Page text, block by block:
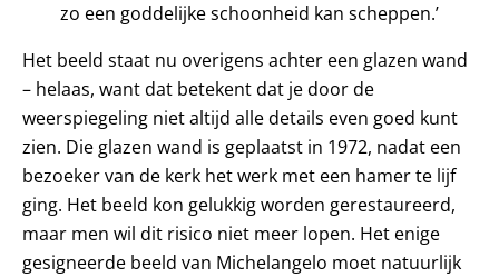
zo een goddelijke schoonheid kan scheppen.’
Het beeld staat nu overigens achter een glazen wand
– helaas, want dat betekent dat je door de
weerspiegeling niet altijd alle details even goed kunt
zien. Die glazen wand is geplaatst in 1972, nadat een
bezoeker van de kerk het werk met een hamer te lijf
ging. Het beeld kon gelukkig worden gerestaureerd,
maar men wil dit risico niet meer lopen. Het enige
gesigneerde beeld van Michelangelo moet natuurlijk